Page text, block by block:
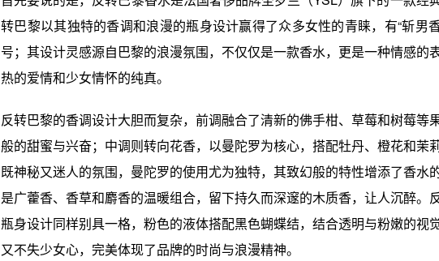
转巴黎以其独特的香调和浪漫的瓶身设计赢得了众多女性的青睐，有“斩男
号；其设计灵感源自巴黎的浪漫氛围，不仅仅是一款香水，更是一种情感的
热的爱情和少女情怀的纯真。
反转巴黎的香调设计大胆而复杂，前调融合了清新的佛手柑、草莓和树莓等
般的甜蜜与兴奋；中调则转向花香，以曼陀罗为核心，搭配牡丹、橙花和茉
既神秘又迷人的氛围，曼陀罗的使用尤为独特，其致幻般的特性增添了香水
是广藿香、香草和麝香的温暖组合，留下持久而深邃的木质香，让人沉醉。
瓶身设计同样别具一格，粉色的液体搭配黑色蝴蝶结，结合透明与粉嫩的视
又不失少女心，完美体现了品牌的时尚与浪漫精神。